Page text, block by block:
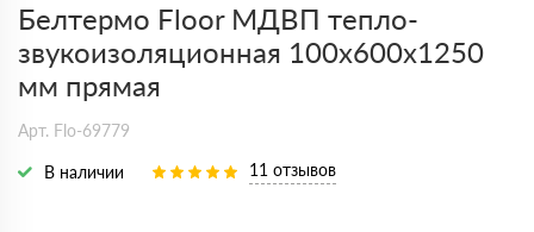
Белтермо Floor МДВП тепло-
звукоизоляционная 100х600х1250
мм прямая
Арт. Flo-69779
В наличии 11 отзывов